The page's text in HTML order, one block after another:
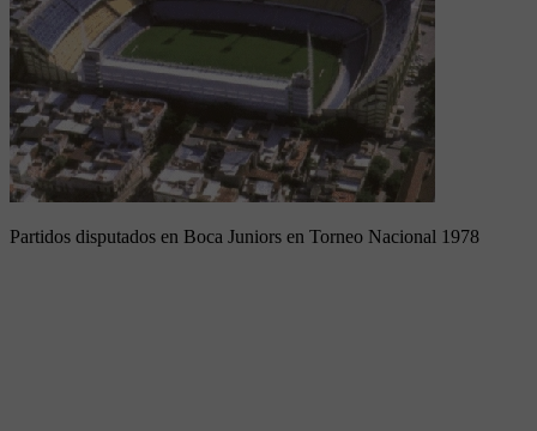
Partidos disputados en Boca Juniors en Torneo Nacional 1978